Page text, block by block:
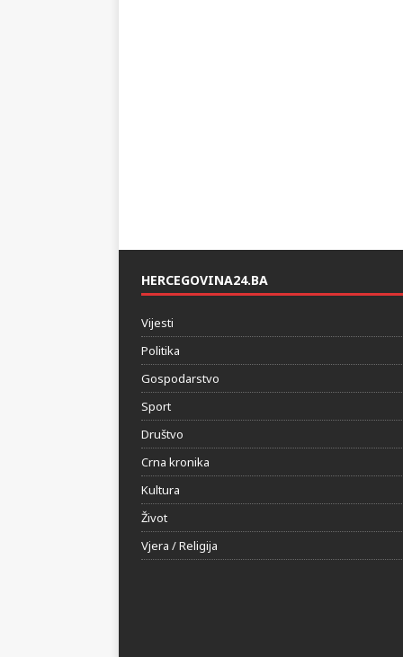
HERCEGOVINA24.BA
Vijesti
Politika
Gospodarstvo
Sport
Društvo
Crna kronika
Kultura
Život
Vjera / Religija